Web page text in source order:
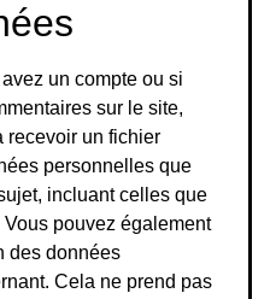
un compte ou si
sur le site,
recevoir un fichier
personnelles que
incluant celles que
pouvez également
des données
Cela ne prend pas